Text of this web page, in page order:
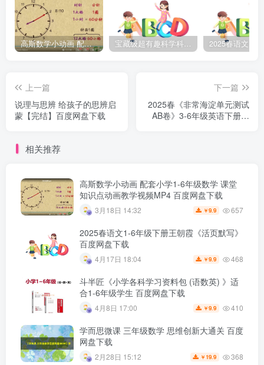
高斯数学小动画 配套小学1-6年级数学 课堂知识点动画教学视频MP4 百度网盘下载 宝藏级超有趣科学科普动画《土豆逗严肃科普》第二季 百度网盘下载
上一篇
说理与思辨 给孩子的思辨启
蒙【完结】百度网盘下载
下一篇
2025春《非常海淀单元测试
AB卷》3-6年级英语下册外
相关推荐
高斯数学小动画 配套小学1-6年级数学 课堂
知识点动画教学视频MP4 百度网盘下载
3月18日 14:32 ￥9.9 657
2025春语文1-6年级下册王朝霞《活页默写》
百度网盘下载
4月17日 18:04 ￥9.9 468
斗半匠《小学各科学习资料包 (语数英) 》适
合1-6年级学生 百度网盘下载
4月8日 17:00 ￥9.9 410
学而思微课 三年级数学 思维创新大通关 百度
网盘下载
2月28日 15:12 ￥ 19.9 368